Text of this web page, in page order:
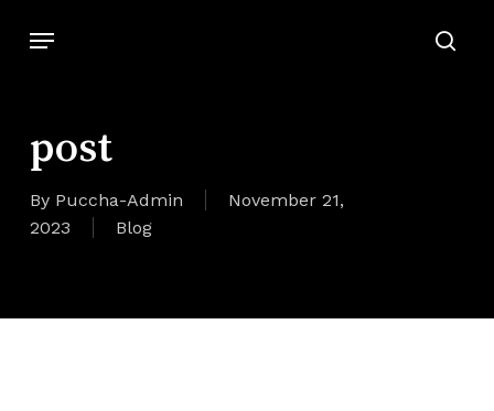
Hauptinhalt
Speisekarte
post
By Puccha-Admin
November 21,
2023
Blog